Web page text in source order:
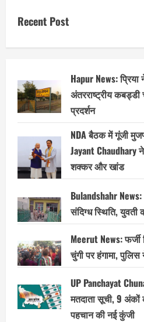
Recent Post
Hapur News:
अंतरराष्ट्रीय कबड्डी
प्रदर्शन
NDA बैठक में गूंजी
Jayant Chaudhary
शक्कर और खांड
Bulandshahr
संदिग्ध स्थिति, युवती
Meerut News:
चुंगी पर हंगामा,
UP Panchayat
मतदाता सूची, 9 अंकों
पहचान की नई कुंजी